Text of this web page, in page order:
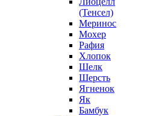
(Тенсел)
Меринос
Мохер
Рафия
Хлопок
Шелк
Шерсть
Ягненок
Як
Бамбук